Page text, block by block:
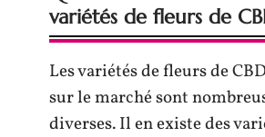
variétés de fleurs de
Les variétés de fleurs de
sur le marché sont
diverses. Il en existe des